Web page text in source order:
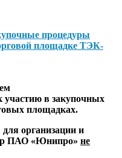
процедуры
площадке ТЭК-
участию в закупочных
площадках.
организации и
ПАО «Юнипро» не